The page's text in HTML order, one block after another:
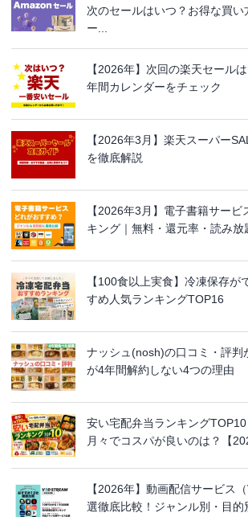
次のセールはいつ？お得な買い
ー...
【2026年】次回の楽天セール
年間カレンダーをチェック
【2026年3月】楽天スーパー
を徹底解説
【2026年3月】電子書籍サー
キング｜無料・還元率・読み
【100食以上実食】冷凍保存が
すめ人気ランキングTOP16
ナッシュ(nosh)の口コミ・評判
が4年間解約しない4つの理由
安い宅配弁当ランキングTOP10
月々でコスパが良いのは？【
【2026年】動画配信サービス
選徹底比較！ジャンル別・目的